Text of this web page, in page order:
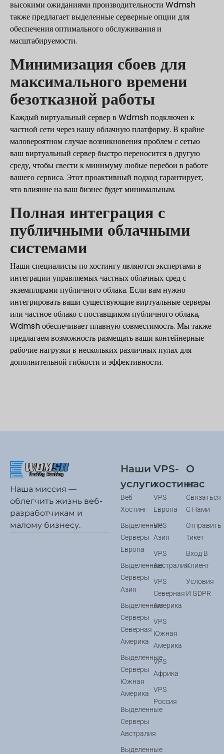
высокими ожиданиями производительности Wdmsh
также предлагает выделенные серверные опции для
обеспечения оптимального обслуживания и
масштабируемости.
Минимизация сбоев для
максимального времени
безотказной работы
Каждый виртуальный сервер в Wdmsh подключен к
частной сети через нашу облачную платформу. В крайне
маловероятном случае возникновения проблем с сетью
ваш виртуальный сервер быстро переносится в другую
среду, чтобы свести к минимуму любые перебои в работе
вашего сервиса. Этот проактивный подход гарантирует,
что влияние на ваш бизнес будет минимальным.
Полная интеграция с
публичными облачными
системами
Наши специалисты по хостингу являются экспертами в
интеграции управляемых частных облачных сред с
экземплярами публичного облака. Если вам нужно
интегрировать ваши существующие виртуальные серверы
или частное облако с поставщиком публичного облака,
Wdmsh обеспечивает плавную совместимость. Мы также
предлагаем возможность размещать ваши контейнерные
рабочие нагрузки в нескольких различных пулах для
дополнительной гибкости и эффективности.
Наша миссия —
облегчить жизнь веб-
разработчикам и
малому бизнесу.
Наши
услуги
Веб
Хостинг
Выделенные
Серверы
Европа
Выделенные
Серверы
Азия
Выделенные
Серверы
Северная
Америка
Выделенные
Серверы
Южная
Америка
Выделенные
Серверы
Австралия
Выделенные
VPS-
хостинг
VPS
Европа
VPS
Азия
VPS
Австралия
VPS
Северная
Америка
VPS
Южная
Америка
VPS
Африка
VPS
Россия
О
нас
Связаться
С Нами
Отправить
Тикет
Вход В
Клиент
Условия
И GDPR